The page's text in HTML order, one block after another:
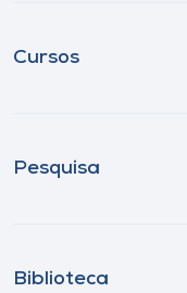
Cursos
Pesquisa
Biblioteca